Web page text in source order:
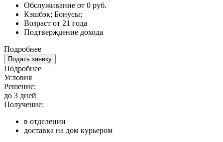
Обслуживание от 0 руб.
Кэшбэк; Бонусы;
Возраст от 21 года
Подтверждение дохода
Подробнее
Подать заявку
Подробнее
Условия
Решение:
до 3 дней
Получение:
в отделении
доставка на дом курьером